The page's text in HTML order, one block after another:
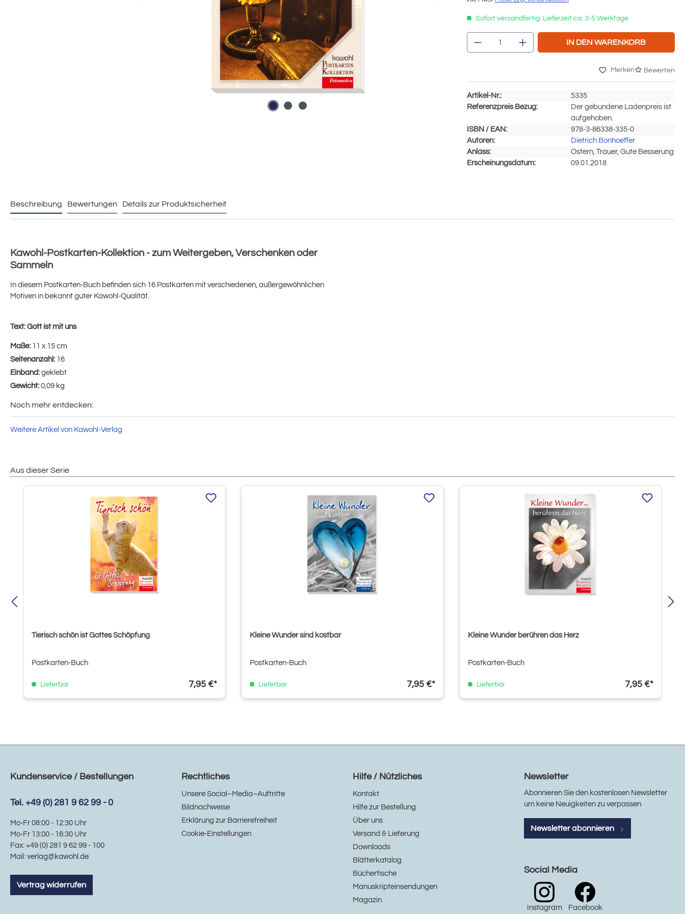
Sofort versandfertig. Lieferzeit ca. 3-5 Werktage
Produkt Anzahl: Gib den gewünschten
IN DEN WARENKORB
Merken Bewerten
Artikel-Nr.:
5335
Referenzpreis Bezug:
Der gebundene Ladenpreis ist
aufgehoben.
ISBN / EAN:
978-3-86338-335-0
Autoren:
Dietrich Bonhoeffer
Anlass:
Ostern, Trauer, Gute Besserung
Erscheinungsdatum:
09.01.2018
Beschreibung Bewertungen Details zur Produktsicherheit
Kawohl-Postkarten-Kollektion - zum Weitergeben, Verschenken oder
Sammeln
In diesem Postkarten-Buch befinden sich 16 Postkarten mit verschiedenen, außergewöhnlichen
Motiven in bekannt guter Kawohl-Qualität.
Text: Gott ist mit uns
Maße: 11 x 15 cm
Seitenanzahl: 16
Einband: geklebt
Gewicht: 0,09 kg
Noch mehr entdecken:
Weitere Artikel von Kawohl-Verlag
Aus dieser Serie
Produktgalerie überspringen
Tierisch schön ist Gottes Schöpfung
Postkarten-Buch
Lieferbar 7,95 €*
Kleine Wunder sind kostbar
Postkarten-Buch
Lieferbar 7,95 €*
Kleine Wunder berühren das Herz
Postkarten-Buch
Lieferbar 7,95 €*
Kundenservice / Bestellungen
Tel. +49 (0) 281 9 62 99 - 0
Mo-Fr 08:00 - 12:30 Uhr
Mo-Fr 13:00 - 16:30 Uhr
Fax: +49 (0) 281 9 62 99 - 100
Mail: verlag@kawohl.de
Vertrag widerrufen
Rechtliches
Unsere Social–Media–Auftritte
Bildnachweise
Erklärung zur Barrierefreiheit
Cookie-Einstellungen
Hilfe / Nützliches
Kontakt
Hilfe zur Bestellung
Über uns
Versand & Lieferung
Downloads
Blätterkatalog
Büchertische
Manuskripteinsendungen
Magazin
Newsletter
Abonnieren Sie den kostenlosen Newsletter
um keine Neuigkeiten zu verpassen
Newsletter abonnieren
Social Media
Instagram Facebook